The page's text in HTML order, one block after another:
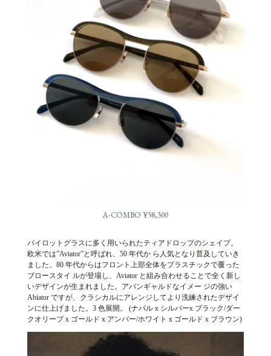
A-COMBO ¥58,300
パイロットグラスに多く用いられたティアドロップのシェイプ。
欧米では”Aviator”と呼ばれ、50 年代か ら人気となり普及していき
ました。80 年代からはフロント上部全体をプラスチックで覆った
ブロースタイ ルが登場し、Aviator と組み合わせることで全く新し
いデザインが生まれました。アバンギャルドなイメー ジの強い
Abiator ですが、クラシカルにアレンジしてより洗練されたデザイ
ンに仕上げました。3 色展開。 (ナバル x シルバーx ブラック/ダー
クオリーブ x ゴールド x アンバー/ホワイト x ゴールド x ブラウン)